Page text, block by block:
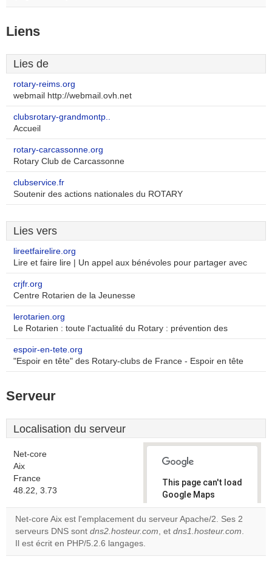
Liens
Lies de
rotary-reims.org
webmail http://webmail.ovh.net
clubsrotary-grandmontp..
Accueil
rotary-carcassonne.org
Rotary Club de Carcassonne
clubservice.fr
Soutenir des actions nationales du ROTARY
Lies vers
lireetfairelire.org
Lire et faire lire | Un appel aux bénévoles pour partager avec
crjfr.org
Centre Rotarien de la Jeunesse
lerotarien.org
Le Rotarien : toute l'actualité du Rotary : prévention des
espoir-en-tete.org
"Espoir en tête" des Rotary-clubs de France - Espoir en tête
Serveur
Localisation du serveur
Net-core
Aix
France
48.22, 3.73
This page can't load
Google Maps
correctly.
Do you
Net-core Aix est l'emplacement du serveur Apache/2. Ses 2
serveurs DNS sont dns2.hosteur.com, et dns1.hosteur.com.
Il est écrit en PHP/5.2.6 langages.